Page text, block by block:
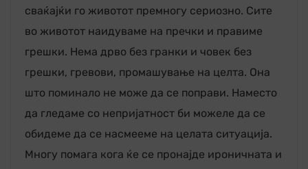
сваќајќи го животот премногу сериозно. Сите
во животот наидуваме на пречки и правиме
грешки. Нема дрво без гранки и човек без
грешки, гревови, промашување на целта. Она
што поминало не може да се поправи. Наместо
да гледаме со непријатност би можеле да се
обидеме да се насмееме на целата ситуација.
Многу помага кога ќе се пронајде ироничната и